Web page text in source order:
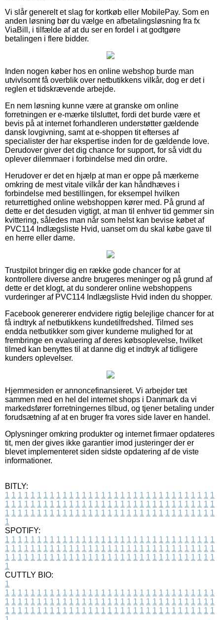
Vi slår generelt et slag for kortkøb eller MobilePay. Som en
anden løsning bør du vælge en afbetalingsløsning fra fx
ViaBill, i tilfælde af at du ser en fordel i at godtgøre
betalingen i flere bidder.
Inden nogen køber hos en online webshop burde man
utvivlsomt få overblik over netbutikkens vilkår, dog er det i
reglen et tidskrævende arbejde.
En nem løsning kunne være at granske om online
forretningen er e-mærke tilsluttet, fordi det burde være et
bevis på at internet forhandleren understøtter gældende
dansk lovgivning, samt at e-shoppen tit efterses af
specialister der har ekspertise inden for de gældende love.
Derudover giver det dig chance for support, for så vidt du
oplever dilemmaer i forbindelse med din ordre.
Herudover er det en hjælp at man er oppe på mærkerne
omkring de mest vitale vilkår der kan håndhæves i
forbindelse med bestillingen, for eksempel hvilken
returrettighed online webshoppen kører med. På grund af
dette er det desuden vigtigt, at man til enhver tid gemmer sin
kvittering, således man når som helst kan bevise købet af
PVC114 Indlægsliste Hvid, uanset om du skal købe gave til
en herre eller dame.
Trustpilot bringer dig en række gode chancer for at
kontrollere diverse andre brugeres meninger og på grund af
dette er det klogt, at du sonderer online webshoppens
vurderinger af PVC114 Indlægsliste Hvid inden du shopper.
Facebook genererer endvidere rigtig belejlige chancer for at
få indtryk af netbutikkens kundetilfredshed. Tilmed ses
endda netbutikker som giver kunderne mulighed for at
frembringe en evaluering af deres købsoplevelse, hvilket
tilmed kan benyttes til at danne dig et indtryk af tidligere
kunders oplevelser.
Hjemmesiden er annoncefinansieret. Vi arbejder tæt
sammen med en hel del internet shops i Danmark da vi
markedsfører forretningernes tilbud, og tjener betaling under
forudsætning af at en bruger fra vores side laver en handel.
Oplysninger omkring produkter og internet firmaer opdateres
tit, men der gives ikke garantier imod justeringer der er
blevet implementeret siden sidste opdatering af de viste
informationer.
BITLY:
1 1 1 1 1 1 1 1 1 1 1 1 1 1 1 1 1 1 1 1 1 1 1 1 1 1 1 1 1 1 1 1 1
1 1 1 1 1 1 1 1 1 1 1 1 1 1 1 1 1 1 1 1 1 1 1 1 1 1 1 1 1 1 1 1 1
1 1 1 1 1 1 1 1 1 1 1 1 1 1 1 1 1 1 1 1 1 1 1 1 1 1 1 1 1 1 1 1 1
1
SPOTIFY:
1 1 1 1 1 1 1 1 1 1 1 1 1 1 1 1 1 1 1 1 1 1 1 1 1 1 1 1 1 1 1 1 1
1 1 1 1 1 1 1 1 1 1 1 1 1 1 1 1 1 1 1 1 1 1 1 1 1 1 1 1 1 1 1 1 1
1 1 1 1 1 1 1 1 1 1 1 1 1 1 1 1 1 1 1 1 1 1 1 1 1 1 1 1 1 1 1 1 1
1
CUTTLY BIO:
1
1 1 1 1 1 1 1 1 1 1 1 1 1 1 1 1 1 1 1 1 1 1 1 1 1 1 1 1 1 1 1 1 1
1 1 1 1 1 1 1 1 1 1 1 1 1 1 1 1 1 1 1 1 1 1 1 1 1 1 1 1 1 1 1 1 1
1 1 1 1 1 1 1 1 1 1 1 1 1 1 1 1 1 1 1 1 1 1 1 1 1 1 1 1 1 1 1 1 1